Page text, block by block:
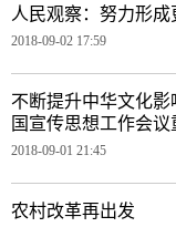
人民观察：努力形
2018-09-02 17:59
不断提升中华文化
国宣传思想工作会
2018-09-01 21:45
农村改革再出发